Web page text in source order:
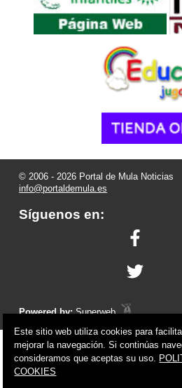
© 2006 - 2026 Portal de Mula Noticias
info@portaldemula.es
Síguenos en:
Powered by:Superweb
Este sitio web utiliza cookies para
mejorar la navegación. Si continúas
consideramos que aceptas su uso.
COOKIES